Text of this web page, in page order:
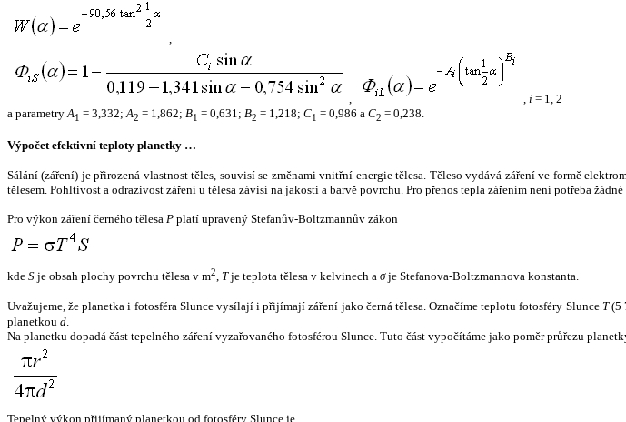
,
, , i = 1, 2
a parametryA1 = 3,332;A2 = 1,862; B1 = 0,631; B2 = 1,218; C1 = 0,986 a C2 = 0,238.
Výpočet efektivní teploty planetky …
Sálání (záření) je přirozená vlastnost těles, souvisí se změnami vnitřní energie tělesa. Těleso vydává záření ve formě
tělesem. Pohltivost a odrazivost záření u tělesa závisí na jakosti a barvě povrchu. Pro přenos tepla zářením není potřeba
Pro výkon záření černého tělesa P platí upravený Stefanův-Boltzmannův zákon
kde S je obsah plochy povrchu tělesa v m2, Tje teplota tělesa v kelvinech a σje Stefanova-Boltzmannova konstanta.
Uvažujeme, že planetka i fotosféra Slunce vysílají i přijímají záření jako černá tělesa. Označíme teplotu fotosféry Slunce T(5
planetkou d.
Na planetku dopadá část tepelného záření vyzařovaného fotosférou Slunce. Tuto část vypočítáme jako poměr průřezu
Tepelný výkon přijímaný planetkou od fotosféry Slunce je